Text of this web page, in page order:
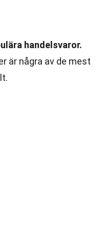
handelsvaror.
är några av de mest